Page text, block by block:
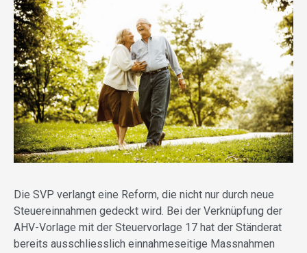
Die SVP verlangt eine Reform, die nicht nur durch neue
Steuereinnahmen gedeckt wird. Bei der Verknüpfung der
AHV-Vorlage mit der Steuervorlage 17 hat der Ständerat
bereits ausschliesslich einnahmeseitige Massnahmen